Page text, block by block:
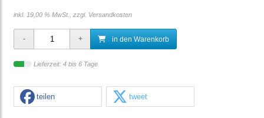
inkl. 19,00 % MwSt., zzgl. Versandkosten
in den Warenkorb
Lieferzeit: 4 bis 6 Tage
teilen tweet